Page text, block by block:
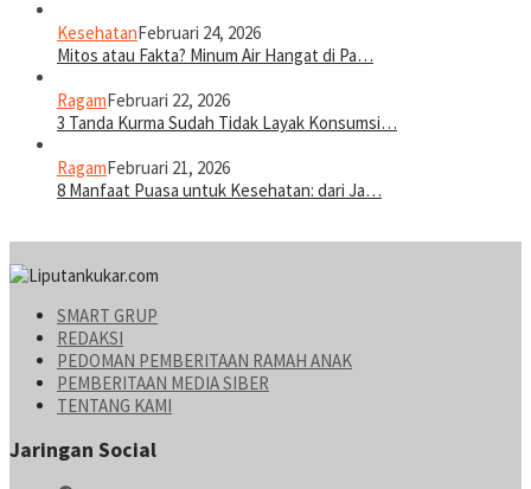
KesehatanFebruari 24, 2026
Mitos atau Fakta? Minum Air Hangat di Pa…
RagamFebruari 22, 2026
3 Tanda Kurma Sudah Tidak Layak Konsumsi…
RagamFebruari 21, 2026
8 Manfaat Puasa untuk Kesehatan: dari Ja…
SMART GRUP
REDAKSI
PEDOMAN PEMBERITAAN RAMAH ANAK
PEMBERITAAN MEDIA SIBER
TENTANG KAMI
Jaringan Social